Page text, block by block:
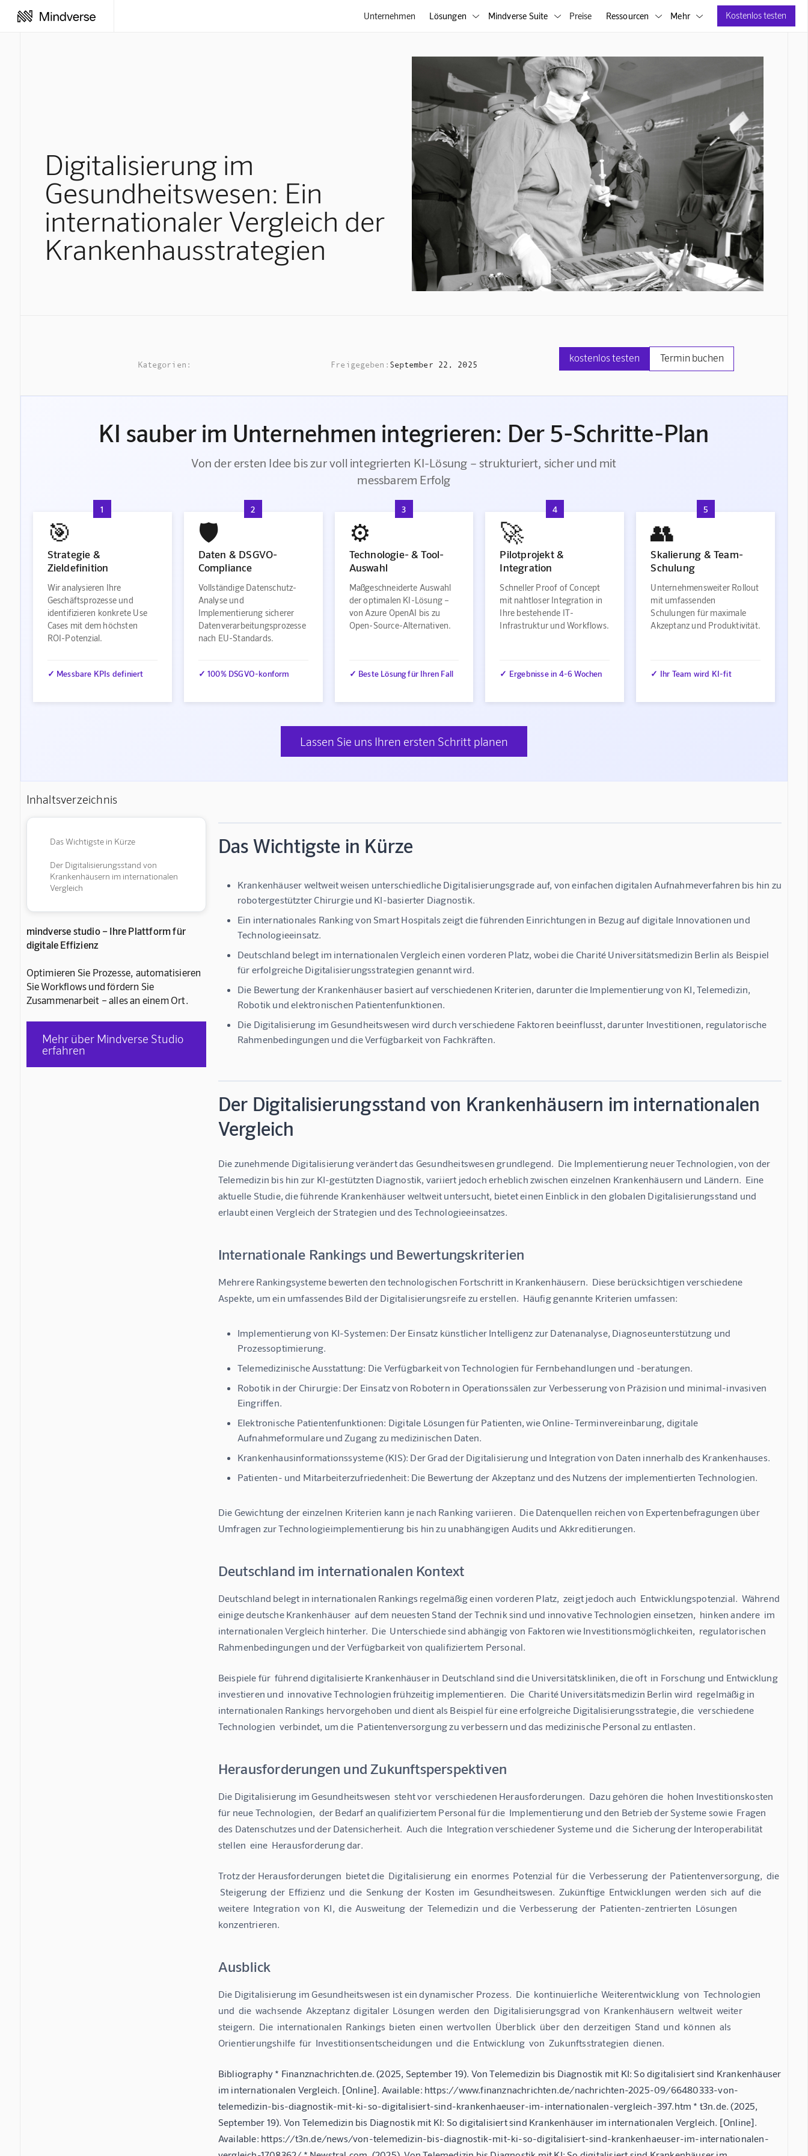
Unternehmen Lösungen  Mindverse Suite  Preise Ressourcen  Mehr  Kostenlos testen
Digitalisierung im
Gesundheitswesen: Ein
internationaler Vergleich der
Krankenhausstrategien
Kategorien: Freigegeben: September 22, 2025
kostenlos testen Termin buchen
KI sauber im Unternehmen integrieren: Der 5-Schritte-Plan
Von der ersten Idee bis zur voll integrierten KI-Lösung – strukturiert, sicher und mit
messbarem Erfolg
1
🎯
Strategie &
Zieldefinition
Wir analysieren Ihre
Geschäftsprozesse und
identifizieren konkrete Use
Cases mit dem höchsten
ROI-Potenzial.
✓ Messbare KPIs definiert
2
🛡️
Daten & DSGVO-
Compliance
Vollständige Datenschutz-
Analyse und
Implementierung sicherer
Datenverarbeitungsprozesse
nach EU-Standards.
✓ 100% DSGVO-konform
3
⚙️
Technologie- & Tool-
Auswahl
Maßgeschneiderte Auswahl
der optimalen KI-Lösung –
von Azure OpenAI bis zu
Open-Source-Alternativen.
✓ Beste Lösung für Ihren Fall
4
🚀
Pilotprojekt &
Integration
Schneller Proof of Concept
mit nahtloser Integration in
Ihre bestehende IT-
Infrastruktur und Workflows.
✓ Ergebnisse in 4-6 Wochen
5
👥
Skalierung & Team-
Schulung
Unternehmensweiter Rollout
mit umfassenden
Schulungen für maximale
Akzeptanz und Produktivität.
✓ Ihr Team wird KI-fit
Lassen Sie uns Ihren ersten Schritt planen
Inhaltsverzeichnis
Das Wichtigste in Kürze
Der Digitalisierungsstand von
Krankenhäusern im internationalen
Vergleich
mindverse studio – Ihre Plattform für
digitale Effizienz
Optimieren Sie Prozesse, automatisieren
Sie Workflows und fördern Sie
Zusammenarbeit – alles an einem Ort.
Mehr über Mindverse Studio
erfahren
Das Wichtigste in Kürze
Krankenhäuser weltweit weisen unterschiedliche Digitalisierungsgrade auf, von einfachen digitalen Aufnahmeverfahren bis hin zu
robotergestützter Chirurgie und KI-basierter Diagnostik.
Ein internationales Ranking von Smart Hospitals zeigt die führenden Einrichtungen in Bezug auf digitale Innovationen und
Technologieeinsatz.
Deutschland belegt im internationalen Vergleich einen vorderen Platz, wobei die Charité Universitätsmedizin Berlin als Beispiel
für erfolgreiche Digitalisierungsstrategien genannt wird.
Die Bewertung der Krankenhäuser basiert auf verschiedenen Kriterien, darunter die Implementierung von KI, Telemedizin,
Robotik und elektronischen Patientenfunktionen.
Die Digitalisierung im Gesundheitswesen wird durch verschiedene Faktoren beeinflusst, darunter Investitionen, regulatorische
Rahmenbedingungen und die Verfügbarkeit von Fachkräften.
Der Digitalisierungsstand von Krankenhäusern im internationalen
Vergleich
Die zunehmende Digitalisierung verändert das Gesundheitswesen grundlegend.  Die Implementierung neuer Technologien, von der
Telemedizin bis hin zur KI-gestützten Diagnostik, variiert jedoch erheblich zwischen einzelnen Krankenhäusern und Ländern.  Eine
aktuelle Studie, die führende Krankenhäuser weltweit untersucht, bietet einen Einblick in den globalen Digitalisierungsstand und
erlaubt einen Vergleich der Strategien und des Technologieeinsatzes.
Internationale Rankings und Bewertungskriterien
Mehrere Rankingsysteme bewerten den technologischen Fortschritt in Krankenhäusern.  Diese berücksichtigen verschiedene
Aspekte, um ein umfassendes Bild der Digitalisierungsreife zu erstellen.  Häufig genannte Kriterien umfassen:
Implementierung von KI-Systemen: Der Einsatz künstlicher Intelligenz zur Datenanalyse, Diagnoseunterstützung und
Prozessoptimierung.
Telemedizinische Ausstattung: Die Verfügbarkeit von Technologien für Fernbehandlungen und -beratungen.
Robotik in der Chirurgie: Der Einsatz von Robotern in Operationssälen zur Verbesserung von Präzision und minimal-invasiven
Eingriffen.
Elektronische Patientenfunktionen: Digitale Lösungen für Patienten, wie Online-Terminvereinbarung, digitale
Aufnahmeformulare und Zugang zu medizinischen Daten.
Krankenhausinformationssysteme (KIS): Der Grad der Digitalisierung und Integration von Daten innerhalb des Krankenhauses.
Patienten- und Mitarbeiterzufriedenheit: Die Bewertung der Akzeptanz und des Nutzens der implementierten Technologien.
Die Gewichtung der einzelnen Kriterien kann je nach Ranking variieren.  Die Datenquellen reichen von Expertenbefragungen über
Umfragen zur Technologieimplementierung bis hin zu unabhängigen Audits und Akkreditierungen.
Deutschland im internationalen Kontext
Deutschland belegt in internationalen Rankings regelmäßig einen vorderen Platz,  zeigt jedoch auch  Entwicklungspotenzial.  Während
einige deutsche Krankenhäuser  auf dem neuesten Stand der Technik sind und innovative Technologien einsetzen,  hinken andere  im
internationalen Vergleich hinterher.  Die  Unterschiede sind abhängig von Faktoren wie Investitionsmöglichkeiten,  regulatorischen
Rahmenbedingungen und der Verfügbarkeit von qualifiziertem Personal.
Beispiele für  führend digitalisierte Krankenhäuser in Deutschland sind die Universitätskliniken, die oft  in Forschung und Entwicklung
investieren und  innovative Technologien frühzeitig implementieren.  Die  Charité Universitätsmedizin Berlin wird  regelmäßig in
internationalen Rankings hervorgehoben und dient als Beispiel für eine erfolgreiche Digitalisierungsstrategie, die  verschiedene
Technologien  verbindet, um die  Patientenversorgung zu verbessern und das medizinische Personal zu entlasten.
Herausforderungen und Zukunftsperspektiven
Die Digitalisierung im Gesundheitswesen  steht vor  verschiedenen Herausforderungen.  Dazu gehören die  hohen Investitionskosten
für neue Technologien,  der Bedarf an qualifiziertem Personal für die  Implementierung und den Betrieb der Systeme sowie  Fragen
des Datenschutzes und der Datensicherheit.  Auch die  Integration verschiedener Systeme und  die  Sicherung der Interoperabilität
stellen  eine  Herausforderung dar.
Trotz der Herausforderungen  bietet die  Digitalisierung  ein  enormes  Potenzial  für  die  Verbesserung  der  Patientenversorgung,  die
Steigerung  der  Effizienz  und  die  Senkung  der  Kosten  im  Gesundheitswesen.  Zukünftige  Entwicklungen  werden  sich  auf  die
weitere  Integration  von  KI,  die  Ausweitung  der  Telemedizin  und  die  Verbesserung  der  Patienten-zentrierten  Lösungen
konzentrieren.
Ausblick
Die Digitalisierung im Gesundheitswesen ist ein dynamischer Prozess.  Die  kontinuierliche  Weiterentwicklung  von  Technologien
und  die  wachsende  Akzeptanz  digitaler  Lösungen  werden  den  Digitalisierungsgrad  von  Krankenhäusern  weltweit  weiter
steigern.  Die  internationalen  Rankings  bieten  einen  wertvollen  Überblick  über  den  derzeitigen  Stand  und  können  als
Orientierungshilfe  für  Investitionsentscheidungen  und  die  Entwicklung  von  Zukunftsstrategien  dienen.
Bibliography * Finanznachrichten.de. (2025, September 19). Von Telemedizin bis Diagnostik mit KI: So digitalisiert sind Krankenhäuser
im internationalen Vergleich. [Online]. Available: https://www.finanznachrichten.de/nachrichten-2025-09/66480333-von-
telemedizin-bis-diagnostik-mit-ki-so-digitalisiert-sind-krankenhaeuser-im-internationalen-vergleich-397.htm * t3n.de. (2025,
September 19). Von Telemedizin bis Diagnostik mit KI: So digitalisiert sind Krankenhäuser im internationalen Vergleich. [Online].
Available: https://t3n.de/news/von-telemedizin-bis-diagnostik-mit-ki-so-digitalisiert-sind-krankenhaeuser-im-internationalen-